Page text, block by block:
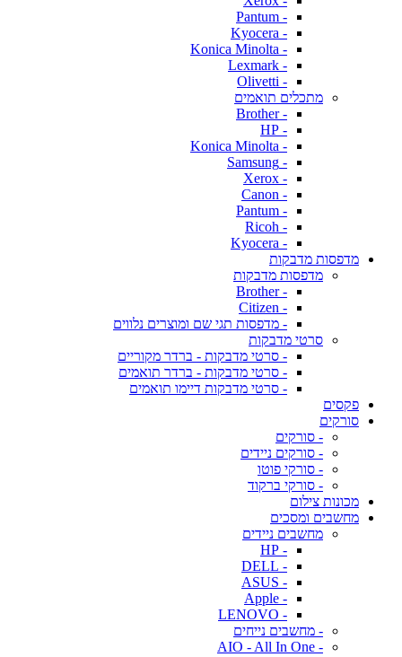
- Pantum
- Kyocera
- Konica Minolta
- Lexmark
- Olivetti
מתכלים תואמים
- Brother
- HP
- Konica Minolta
- Samsung
- Xerox
- Canon
- Pantum
- Ricoh
- Kyocera
מדפסות מדבקות
מדפסות מדבקות
- Brother
- Citizen
- מדפסות תגי שם ומוצרים נלווים
סרטי מדבקות
- סרטי מדבקות - ברדר מקוריים
- סרטי מדבקות - ברדר תואמים
- סרטי מדבקות דיימו תואמים
פקסים
סורקים
- סורקים
- סורקים ניידים
- סורקי פוטו
- סורקי ברקוד
מכונות צילום
מחשבים ומסכים
מחשבים ניידים
- HP
- DELL
- ASUS
- Apple
- LENOVO
- מחשבים נייחים
- AIO - All In One